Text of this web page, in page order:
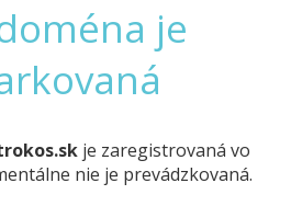
je
je zaregistrovaná vo
nie je prevádzkovaná.